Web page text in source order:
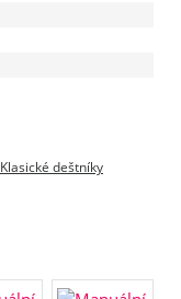
Klasické deštníky